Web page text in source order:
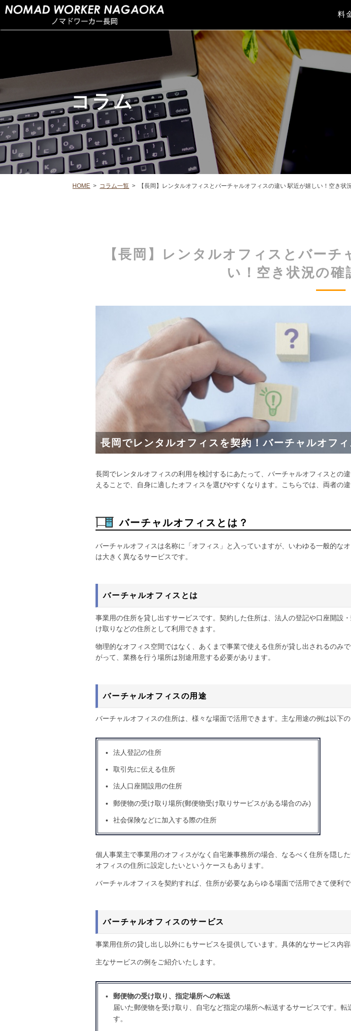
料
コラム
HOME > コラム一覧 > 【長岡】レンタルオフィスとバーチャルオフィスの違い 駅近が嬉しい！空き状
【長岡】レンタルオフィスとバー
い！空き状況の確
長岡でレンタルオフィスを契約！バーチャルオフ
長岡でレンタルオフィスの利用を検討するにあたって、バーチャルオフィスとの
えることで、自身に適したオフィスを選びやすくなります。こちらでは、両者の
バーチャルオフィスとは？
バーチャルオフィスは名称に「オフィス」と入っていますが、いわゆる一般的なオ
は大きく異なるサービスです。
バーチャルオフィスとは
事業用の住所を貸し出すサービスです。契約した住所は、法人の登記や口座開設
け取りなどの住所として利用できます。
物理的なオフィス空間ではなく、あくまで事業で使える住所が貸し出されるのみ
がって、業務を行う場所は別途用意する必要があります。
バーチャルオフィスの用途
バーチャルオフィスの住所は、様々な場面で活用できます。主な用途の例は以下の
法人登記の住所
取引先に伝える住所
法人口座開設用の住所
郵便物の受け取り場所(郵便物受け取りサービスがある場合のみ)
社会保険などに加入する際の住所
個人事業主で事業用のオフィスがなく自宅兼事務所の場合、なるべく住所を隠し
オフィスの住所に設定したいというケースもあります。
バーチャルオフィスを契約すれば、住所が必要なあらゆる場面で活用できて便利で
バーチャルオフィスのサービス
事業用住所の貸し出し以外にもサービスを提供しています。具体的なサービス内
主なサービスの例をご紹介いたします。
郵便物の受け取り、指定場所への転送
届いた郵便物を受け取り、自宅など指定の場所へ転送するサービスです。
す。